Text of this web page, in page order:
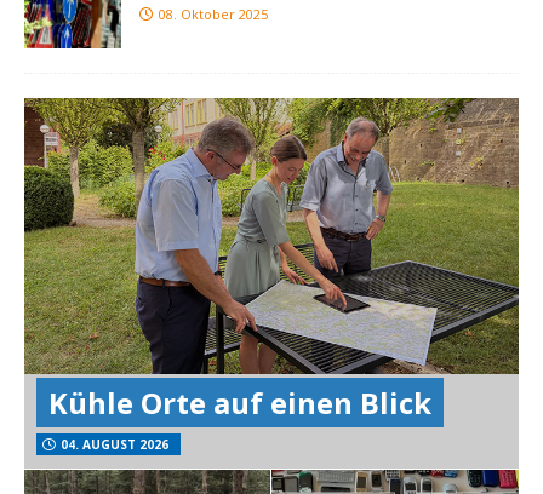
08. Oktober 2025
Kühle Orte auf einen Blick
04. AUGUST 2026